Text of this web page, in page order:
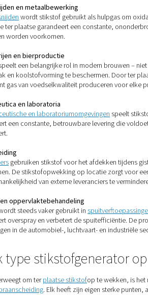
4. Minder afval en uitstoot
In tegenstelling tot cilinders of
minder CO₂-uitstoot en minder afval.
5. Verbeterde veiligheid
Door opslag en transport van
handmatige hantering of vervanging van
Waar
wordt gebruikt om de productkwaliteit
voordelen die zijn afgestemd op elke
Bijadditieve productiewordt stikstof
titanium en aluminium. De
en een betere procescontrole voor
Lasersnijden en metaalbewerking
Bijlasersnijdenwordt stikstof gebruikt
productie ter plaatse garandeert een
leveringen worden voorkomen.